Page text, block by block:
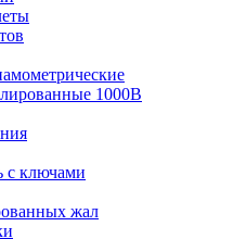
1000В
с ключами
жал